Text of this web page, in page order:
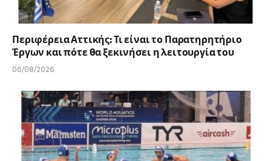
Περιφέρεια Αττικής: Τι είναι το Παρατηρητήριο
Έργων και πότε θα ξεκινήσει η λειτουργία του
06/08/2026